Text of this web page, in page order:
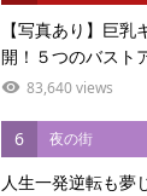
【写真あり】巨
開！５つのバスト
83,640 views
6 夜の街
人生一発逆転も夢